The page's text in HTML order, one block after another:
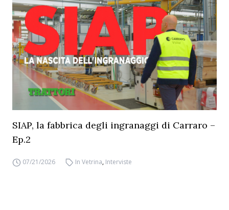
SIAP, la fabbrica degli ingranaggi di Carraro –
Ep.2
07/21/2026 In Vetrina, Interviste